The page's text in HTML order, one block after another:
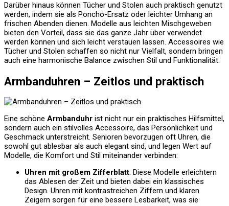
Darüber hinaus können Tücher und Stolen auch praktisch genutzt
werden, indem sie als Poncho-Ersatz oder leichter Umhang an
frischen Abenden dienen. Modelle aus leichten Mischgeweben
bieten den Vorteil, dass sie das ganze Jahr über verwendet
werden können und sich leicht verstauen lassen. Accessoires wie
Tücher und Stolen schaffen so nicht nur Vielfalt, sondern bringen
auch eine harmonische Balance zwischen Stil und Funktionalität.
Armbanduhren – Zeitlos und praktisch
Eine schöne Armbanduhr ist nicht nur ein praktisches Hilfsmittel,
sondern auch ein stilvolles Accessoire, das Persönlichkeit und
Geschmack unterstreicht. Senioren bevorzugen oft Uhren, die
sowohl gut ablesbar als auch elegant sind, und legen Wert auf
Modelle, die Komfort und Stil miteinander verbinden:
Uhren mit großem Zifferblatt: Diese Modelle erleichtern
das Ablesen der Zeit und bieten dabei ein klassisches
Design. Uhren mit kontrastreichen Ziffern und klaren
Zeigern sorgen für eine bessere Lesbarkeit, was sie